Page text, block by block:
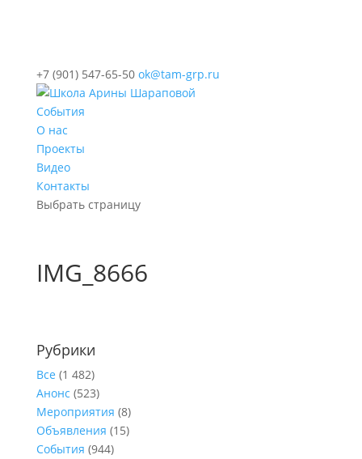
+7 (901) 547-65-50 ok@tam-grp.ru
События
О нас
Проекты
Видео
Контакты
Выбрать страницу
IMG_8666
Рубрики
Все (1 482)
Анонс (523)
Мероприятия (8)
Объявления (15)
События (944)